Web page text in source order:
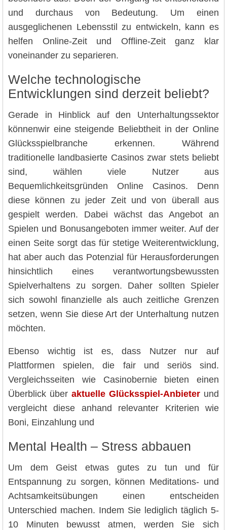
und durchaus von Bedeutung. Um einen
ausgeglichenen Lebensstil zu entwickeln, kann es
helfen Online-Zeit und Offline-Zeit ganz klar
voneinander zu separieren.
Welche technologische
Entwicklungen sind derzeit beliebt?
Gerade in Hinblick auf den Unterhaltungssektor
könnenwir eine steigende Beliebtheit in der Online
Glücksspielbranche erkennen. Während
traditionelle landbasierte Casinos zwar stets beliebt
sind, wählen viele Nutzer aus
Bequemlichkeitsgründen Online Casinos. Denn
diese können zu jeder Zeit und von überall aus
gespielt werden. Dabei wächst das Angebot an
Spielen und Bonusangeboten immer weiter. Auf der
einen Seite sorgt das für stetige Weiterentwicklung,
hat aber auch das Potenzial für Herausforderungen
hinsichtlich eines verantwortungsbewussten
Spielverhaltens zu sorgen. Daher sollten Spieler
sich sowohl finanzielle als auch zeitliche Grenzen
setzen, wenn Sie diese Art der Unterhaltung nutzen
möchten.
Ebenso wichtig ist es, dass Nutzer nur auf
Plattformen spielen, die fair und seriös sind.
Vergleichsseiten wie Casinobernie bieten einen
Überblick über aktuelle Glücksspiel-Anbieter und
vergleicht diese anhand relevanter Kriterien wie
Boni, Einzahlung und
Mental Health – Stress abbauen
Um dem Geist etwas gutes zu tun und für
Entspannung zu sorgen, können Meditations- und
Achtsamkeitsübungen einen entscheiden
Unterschied machen. Indem Sie lediglich täglich 5-
10 Minuten bewusst atmen, werden Sie sich